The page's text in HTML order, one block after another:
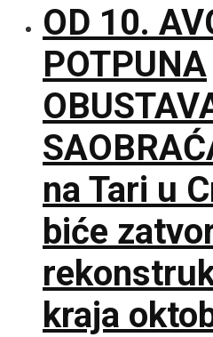
OD 10.
POTPUNA
na Tari u
biće
kraja